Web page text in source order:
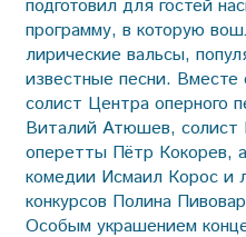
подготовил для гостей
программу, в которую
лирические вальсы,
известные песни. Вместе
солист Центра оперного
Виталий Атюшев, солист
оперетты Пётр Кокорев,
комедии Исмаил Корос и
конкурсов Полина
Особым украшением